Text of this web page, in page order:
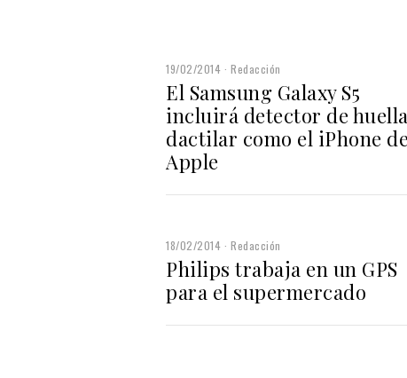
19/02/2014 Redacción
El Samsung Galaxy S5
incluirá detector de huella
dactilar como el iPhone de
Apple
18/02/2014 Redacción
Philips trabaja en un GPS
para el supermercado